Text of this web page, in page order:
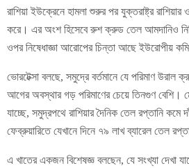
রাশিয়া ইউক্রেনে হামলা শুরুর পর যুক্তরাষ্ট্র রাশিয়ার
করে। এর অংশ হিসেবে রুশ ক্রুড তেল আমদানিও
ওপর নিষেধাজ্ঞা আরোপের চিন্তা আছে ইউরোপীয়
ভোরটেক্সা বলছে, সমুদ্রে বর্তমানে যে পরিমাণ
আগের অবস্থার গড় পরিমাণের চেয়ে তিনগুণ বেশি।
যাচ্ছে, সমুদ্রপথে রাশিয়ার দৈনিক তেল রপ্তানি কমে
ফেব্রুয়ারিতে যেখানে দিনে ৭৯ লাখ ব্যারেল তেল
এ খাতের একজন বিশেষজ্ঞ বলছেন, যে সংখ্যা দেখা